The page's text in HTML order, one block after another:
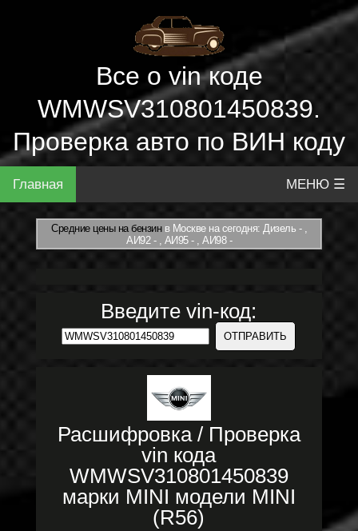
Все о vin коде
WMWSV310801450839.
Проверка авто по ВИН коду
Главная МЕНЮ ☰
Средние цены на бензинв Москве на сегодня: Дизель - ,
АИ92 - , АИ95 - , АИ98 -
Введите vin-код:
Расшифровка / Проверка
vin кода
WMWSV310801450839
марки MINI модели MINI
(R56)